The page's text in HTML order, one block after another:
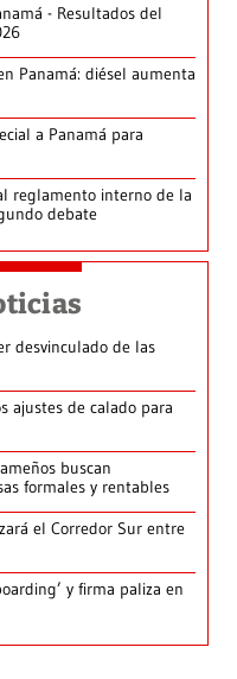
- Resultados del
Panamá: diésel aumenta
a Panamá para
reglamento interno de la
debate
desvinculado de las
ajustes de calado para
buscan
formales y rentables
el Corredor Sur entre
y firma paliza en